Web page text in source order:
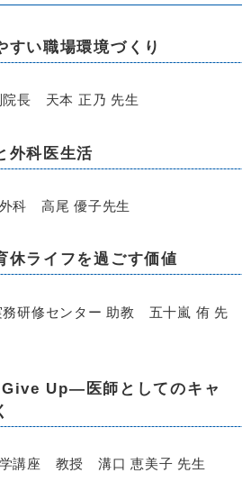
い職場環境づくり
院長 天本 正乃 先生
科医生活
科 高尾 優子先生
ライフを過ごす価値
務研修センター 助教 五十嵐 侑 先
Up―医師としてのキャ
学講座 教授 溝口 恵美子 先生